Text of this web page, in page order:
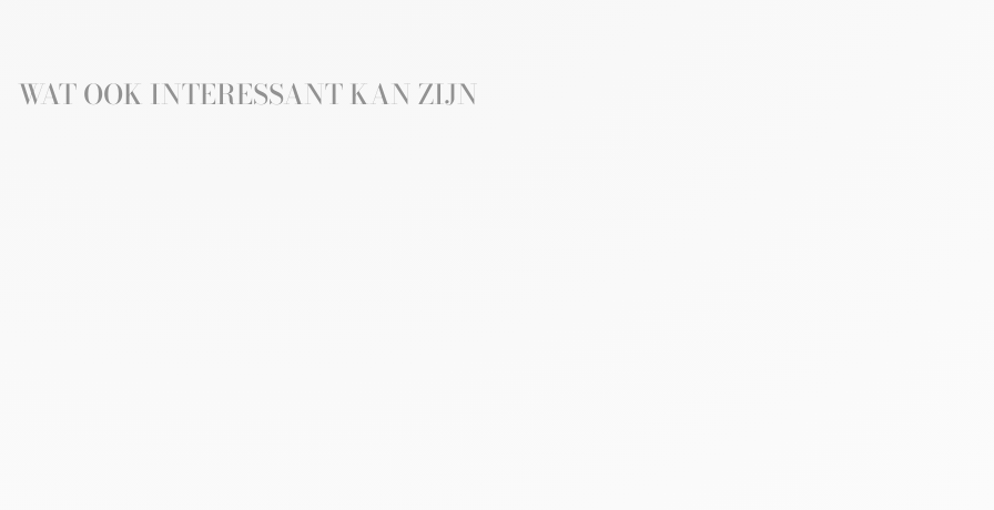
WAT OOK INTERESSANT KAN ZIJN